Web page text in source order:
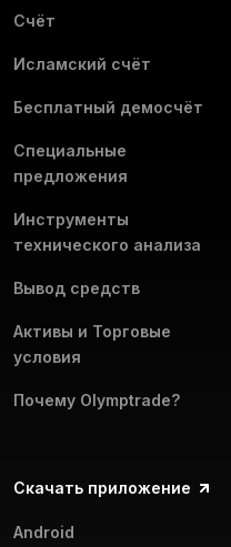
Счёт
Исламский счёт
Бесплатный демосчёт
Специальные
предложения
Инструменты
технического анализа
Вывод средств
Активы и Торговые
условия
Почему Olymptrade?
Скачать приложение
Android